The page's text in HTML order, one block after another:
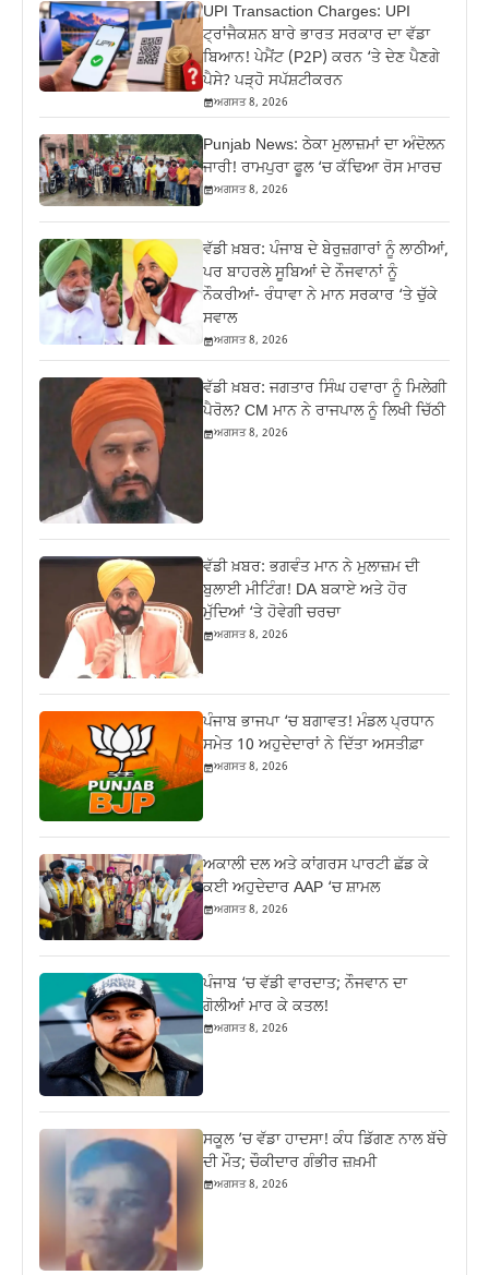
UPI Transaction Charges: UPI
ਟ੍ਰਾਂਜੈਕਸ਼ਨ ਬਾਰੇ ਭਾਰਤ ਸਰਕਾਰ ਦਾ ਵੱਡਾ
ਬਿਆਨ! ਪੇਮੈਂਟ (P2P) ਕਰਨ ‘ਤੇ ਦੇਣ ਪੈਣਗੇ
ਪੈਸੇ? ਪੜ੍ਹੋ ਸਪੱਸ਼ਟੀਕਰਨ
ਅਗਸਤ 8, 2026
Punjab News: ਠੇਕਾ ਮੁਲਾਜ਼ਮਾਂ ਦਾ ਅੰਦੋਲਨ
ਜਾਰੀ! ਰਾਮਪੁਰਾ ਫੂਲ ‘ਚ ਕੱਢਿਆ ਰੋਸ ਮਾਰਚ
ਅਗਸਤ 8, 2026
ਵੱਡੀ ਖ਼ਬਰ: ਪੰਜਾਬ ਦੇ ਬੇਰੁਜ਼ਗਾਰਾਂ ਨੂੰ ਲਾਠੀਆਂ,
ਪਰ ਬਾਹਰਲੇ ਸੂਬਿਆਂ ਦੇ ਨੌਜਵਾਨਾਂ ਨੂੰ
ਨੌਕਰੀਆਂ- ਰੰਧਾਵਾ ਨੇ ਮਾਨ ਸਰਕਾਰ ‘ਤੇ ਚੁੱਕੇ
ਸਵਾਲ
ਅਗਸਤ 8, 2026
ਵੱਡੀ ਖ਼ਬਰ: ਜਗਤਾਰ ਸਿੰਘ ਹਵਾਰਾ ਨੂੰ ਮਿਲੇਗੀ
ਪੈਰੋਲ? CM ਮਾਨ ਨੇ ਰਾਜਪਾਲ ਨੂੰ ਲਿਖੀ ਚਿੱਠੀ
ਅਗਸਤ 8, 2026
ਵੱਡੀ ਖ਼ਬਰ: ਭਗਵੰਤ ਮਾਨ ਨੇ ਮੁਲਾਜ਼ਮ ਦੀ
ਬੁਲਾਈ ਮੀਟਿੰਗ! DA ਬਕਾਏ ਅਤੇ ਹੋਰ
ਮੁੱਦਿਆਂ ‘ਤੇ ਹੋਵੇਗੀ ਚਰਚਾ
ਅਗਸਤ 8, 2026
ਪੰਜਾਬ ਭਾਜਪਾ ‘ਚ ਬਗਾਵਤ! ਮੰਡਲ ਪ੍ਰਧਾਨ
ਸਮੇਤ 10 ਅਹੁਦੇਦਾਰਾਂ ਨੇ ਦਿੱਤਾ ਅਸਤੀਫ਼ਾ
ਅਗਸਤ 8, 2026
ਅਕਾਲੀ ਦਲ ਅਤੇ ਕਾਂਗਰਸ ਪਾਰਟੀ ਛੱਡ ਕੇ
ਕਈ ਅਹੁਦੇਦਾਰ AAP ‘ਚ ਸ਼ਾਮਲ
ਅਗਸਤ 8, 2026
ਪੰਜਾਬ ‘ਚ ਵੱਡੀ ਵਾਰਦਾਤ; ਨੌਜਵਾਨ ਦਾ
ਗੋਲੀਆਂ ਮਾਰ ਕੇ ਕਤਲ!
ਅਗਸਤ 8, 2026
ਸਕੂਲ ’ਚ ਵੱਡਾ ਹਾਦਸਾ! ਕੰਧ ਡਿੱਗਣ ਨਾਲ ਬੱਚੇ
ਦੀ ਮੌਤ; ਚੌਕੀਦਾਰ ਗੰਭੀਰ ਜ਼ਖ਼ਮੀ
ਅਗਸਤ 8, 2026